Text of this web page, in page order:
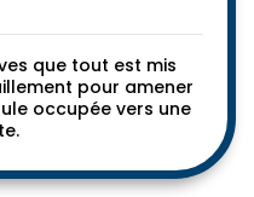
que tout est mis
pour amener
occupée vers une